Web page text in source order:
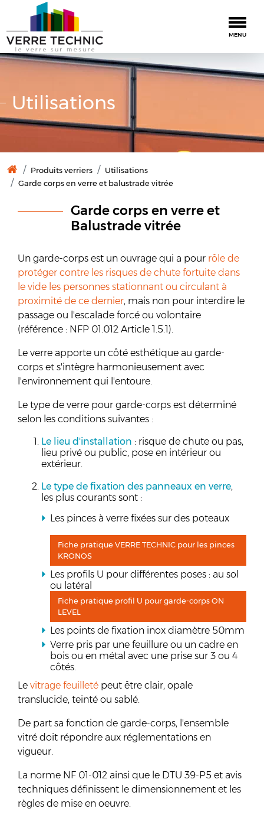
MENU
Utilisations
Produits verriers
Utilisations
Garde corps en verre et balustrade vitrée
Garde corps en verre et
Balustrade vitrée
Un garde-corps est un ouvrage qui a pour rôle de
protéger contre les risques de chute fortuite dans
le vide les personnes stationnant ou circulant à
proximité de ce dernier, mais non pour interdire le
passage ou l'escalade forcé ou volontaire
(référence : NFP 01.012 Article 1.5.1).
Le verre apporte un côté esthétique au garde-
corps et s'intègre harmonieusement avec
l'environnement qui l'entoure.
Le type de verre pour garde-corps est déterminé
selon les conditions suivantes :
Le lieu d'installation : risque de chute ou pas,
lieu privé ou public, pose en intérieur ou
extérieur.
Le type de fixation des panneaux en verre,
les plus courants sont :
Les pinces à verre fixées sur des poteaux
Fiche pratique VERRE TECHNIC pour les pinces
KRONOS
Les profils U pour différentes poses : au sol
ou latéral
Fiche pratique profil U pour garde-corps ON
LEVEL
Les points de fixation inox diamètre 50mm
Verre pris par une feuillure ou un cadre en
bois ou en métal avec une prise sur 3 ou 4
côtés.
Le vitrage feuilleté peut être clair, opale
translucide, teinté ou sablé.
De part sa fonction de garde-corps, l'ensemble
vitré doit répondre aux réglementations en
vigueur.
La norme NF 01-012 ainsi que le DTU 39-P5 et avis
techniques définissent le dimensionnement et les
règles de mise en oeuvre.